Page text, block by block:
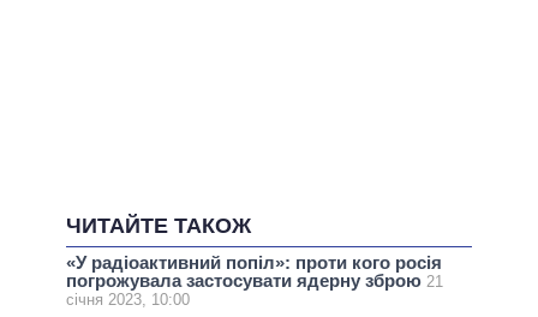
ЧИТАЙТЕ ТАКОЖ
«У радіоактивний попіл»: проти кого росія
погрожувала застосувати ядерну зброю 21
січня 2023, 10:00